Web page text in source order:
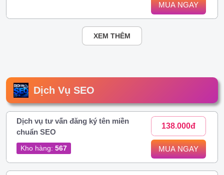
MUA NGAY
XEM THÊM
Dịch Vụ SEO
Dịch vụ tư vấn đăng ký tên miền
chuẩn SEO
Kho hàng: 567
138.000đ
MUA NGAY